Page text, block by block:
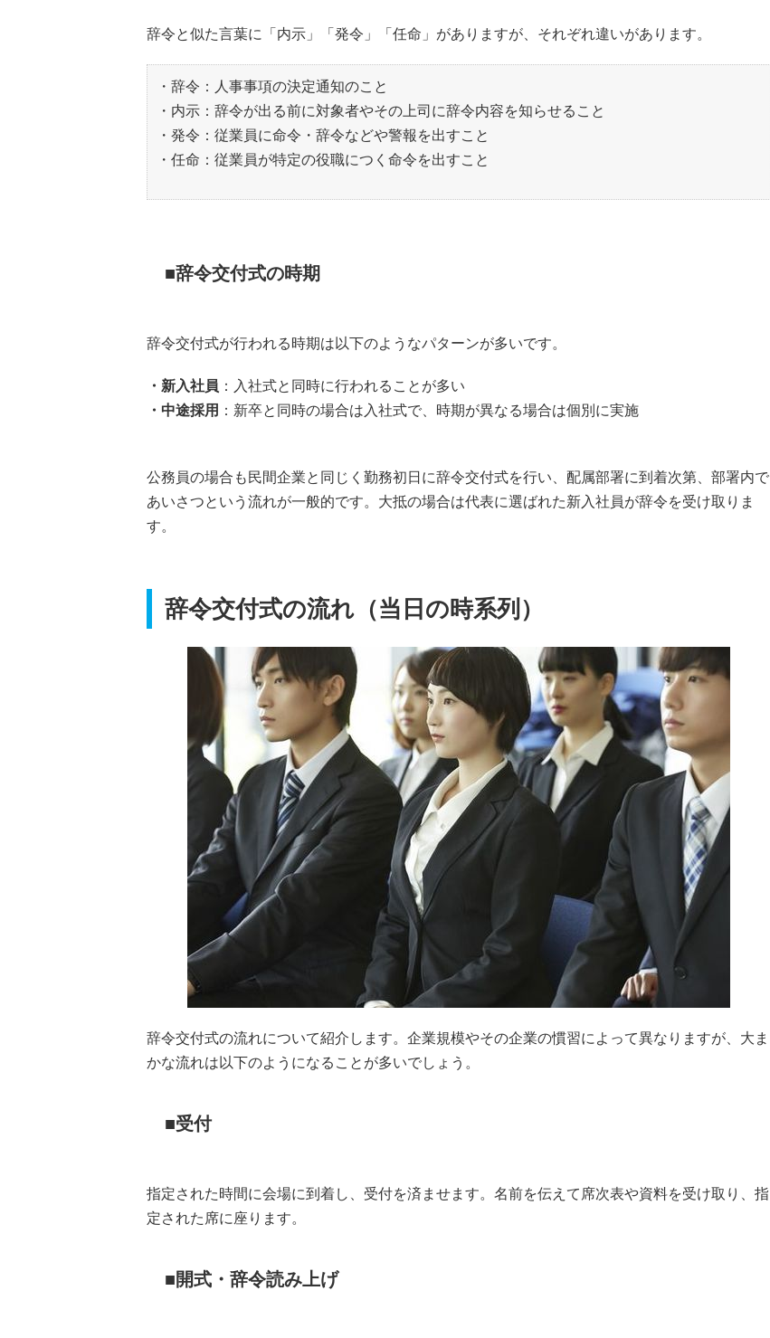
辞令と似た言葉に「内示」「発令」「任命」がありますが、それぞれ違いがあります。
・辞令：人事事項の決定通知のこと
・内示：辞令が出る前に対象者やその上司に辞令内容を知らせること
・発令：従業員に命令・辞令などや警報を出すこと
・任命：従業員が特定の役職につく命令を出すこと
辞令交付式の時期
辞令交付式が行われる時期は以下のようなパターンが多いです。
・新入社員 ：入社式と同時に行われることが多い
・中途採用 ：新卒と同時の場合は入社式で、時期が異なる場合は個別に実施
公務員の場合も民間企業と同じく勤務初日に辞令交付式を行い、配属部署に到着次第、部署内で
あいさつという流れが一般的です。大抵の場合は代表に選ばれた新入社員が辞令を受け取りま
す。
辞令交付式の流れ（当日の時系列）
辞令交付式の流れについて紹介します。企業規模やその企業の慣習によって異なりますが、大ま
かな流れは以下のようになることが多いでしょう。
受付
指定された時間に会場に到着し、受付を済ませます。名前を伝えて席次表や資料を受け取り、指
定された席に座ります。
開式・辞令読み上げ